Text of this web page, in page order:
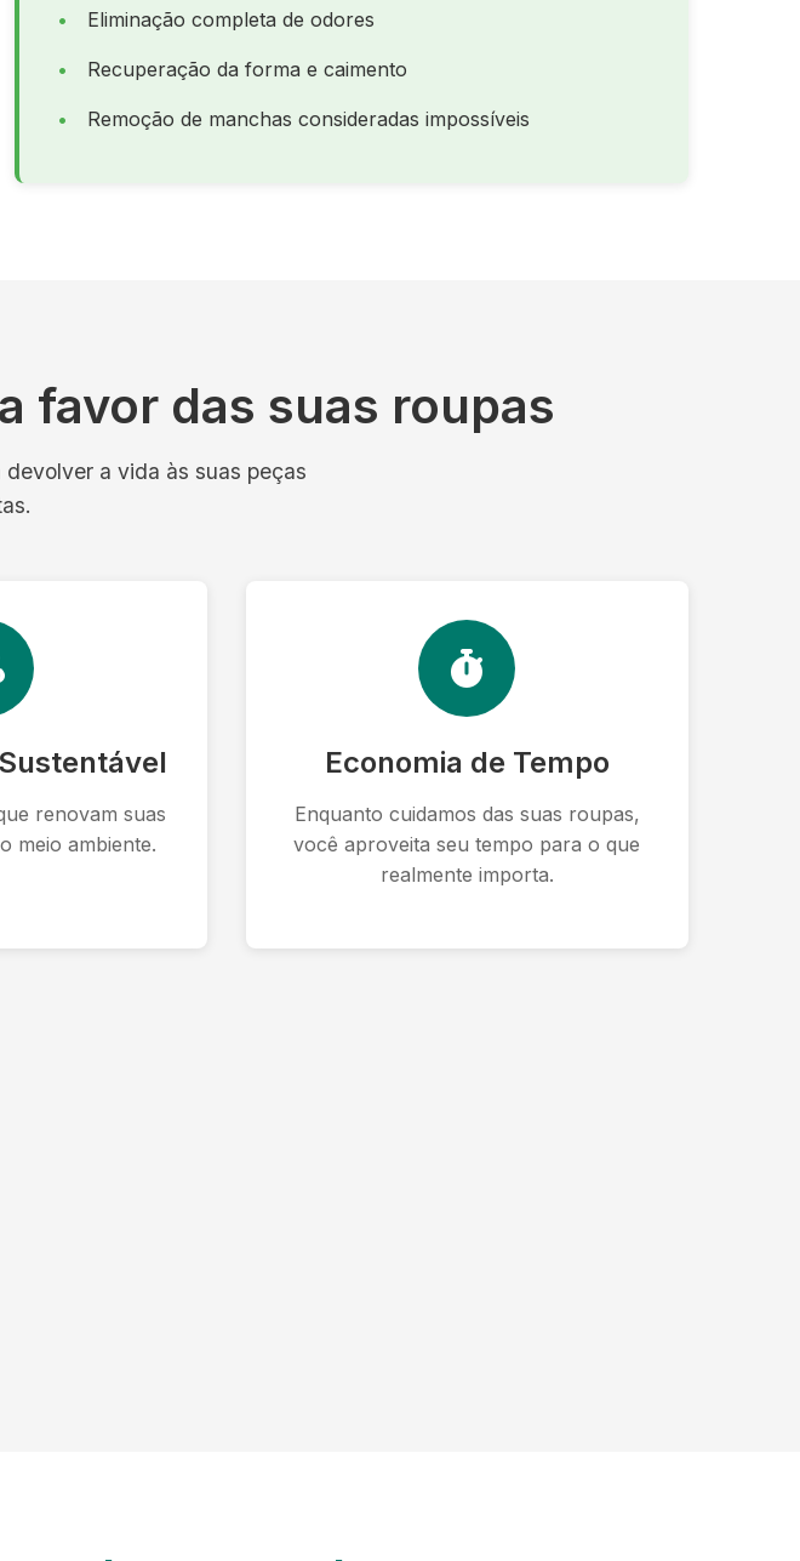
Eliminação completa de odores
Recuperação da forma e caimento
Remoção de manchas consideradas impossíveis
a favor das suas roupas
a vida às suas peças
renovam suas
meio ambiente.
Economia de Tempo
Enquanto cuidamos das suas roupas,
você aproveita seu tempo para o que
realmente importa.